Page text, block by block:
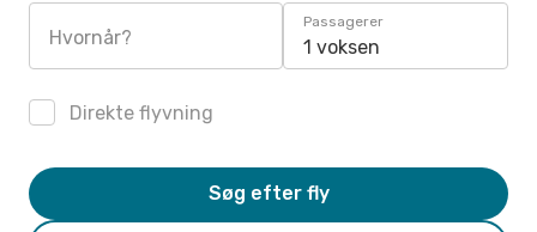
Hvornår?
Passagerer
1 voksen
Direkte flyvning
Søg efter fly